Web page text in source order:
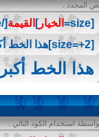
المحدد .
[size= الخيار] القيمة[/size]
[size=+2]هذا الخط أكبر بمرتين عن الخط العادي[/size]
هذا الخط
استخدام الكود التالي .